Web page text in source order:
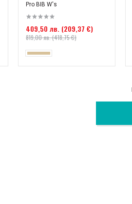
Pro BIB W's
409,50 лв. (209,37 €)
819,00 лв. (418,75 €)